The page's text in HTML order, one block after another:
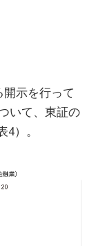
示を行って
いて、東証の
）。